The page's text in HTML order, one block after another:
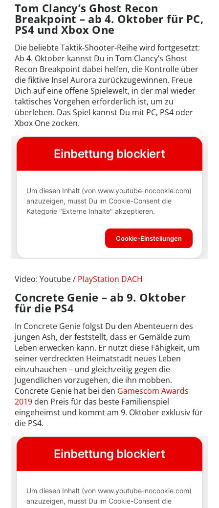
Tom Clancy’s Ghost Recon
Breakpoint – ab 4. Oktober für PC,
PS4 und Xbox One
Die beliebte Taktik-Shooter-Reihe wird fortgesetzt:
Ab 4. Oktober kannst Du in Tom Clancy’s Ghost
Recon Breakpoint dabei helfen, die Kontrolle über
die fiktive Insel Aurora zurückzugewinnen. Freue
Dich auf eine offene Spielewelt, in der mal wieder
taktisches Vorgehen erforderlich ist, um zu
überleben. Das Spiel kannst Du mit PC, PS4 oder
Xbox One zocken.
Video: Youtube / PlayStation DACH
Concrete Genie – ab 9. Oktober
für die PS4
In Concrete Genie folgst Du den Abenteuern des
jungen Ash, der feststellt, dass er Gemälde zum
Leben erwecken kann. Er nutzt diese Fähigkeit, um
seiner verdreckten Heimatstadt neues Leben
einzuhauchen – und gleichzeitig gegen die
Jugendlichen vorzugehen, die ihn mobben.
Concrete Genie hat bei den Gamescom Awards
2019 den Preis für das beste Familienspiel
eingeheimst und kommt am 9. Oktober exklusiv für
die PS4.